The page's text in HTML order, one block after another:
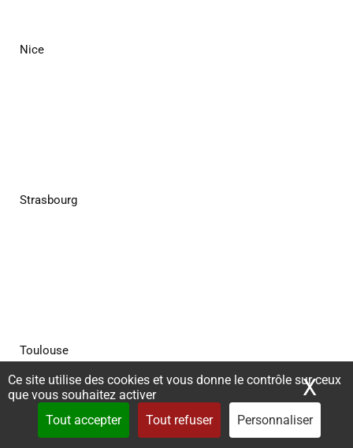
Ce site utilise des cookies et vous donne le contrôle sur ceux
que vous souhaitez activer
Tout accepter
Tout refuser Personnaliser
X
Nice
Strasbourg
Toulouse